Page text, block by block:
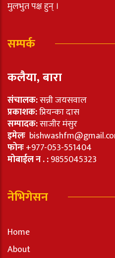
मुलभुत पक्ष हुन् ।
सम्पर्क
कलैया, बारा
संचालक:सन्नी जयसवाल
प्रकाशक:प्रियन्का दास
सम्पादक:साजीर मंसुर
इमेलः
फोनः+977-053-551404
मोबाईल न . :9855045323
नेभिगेसन
Home
About